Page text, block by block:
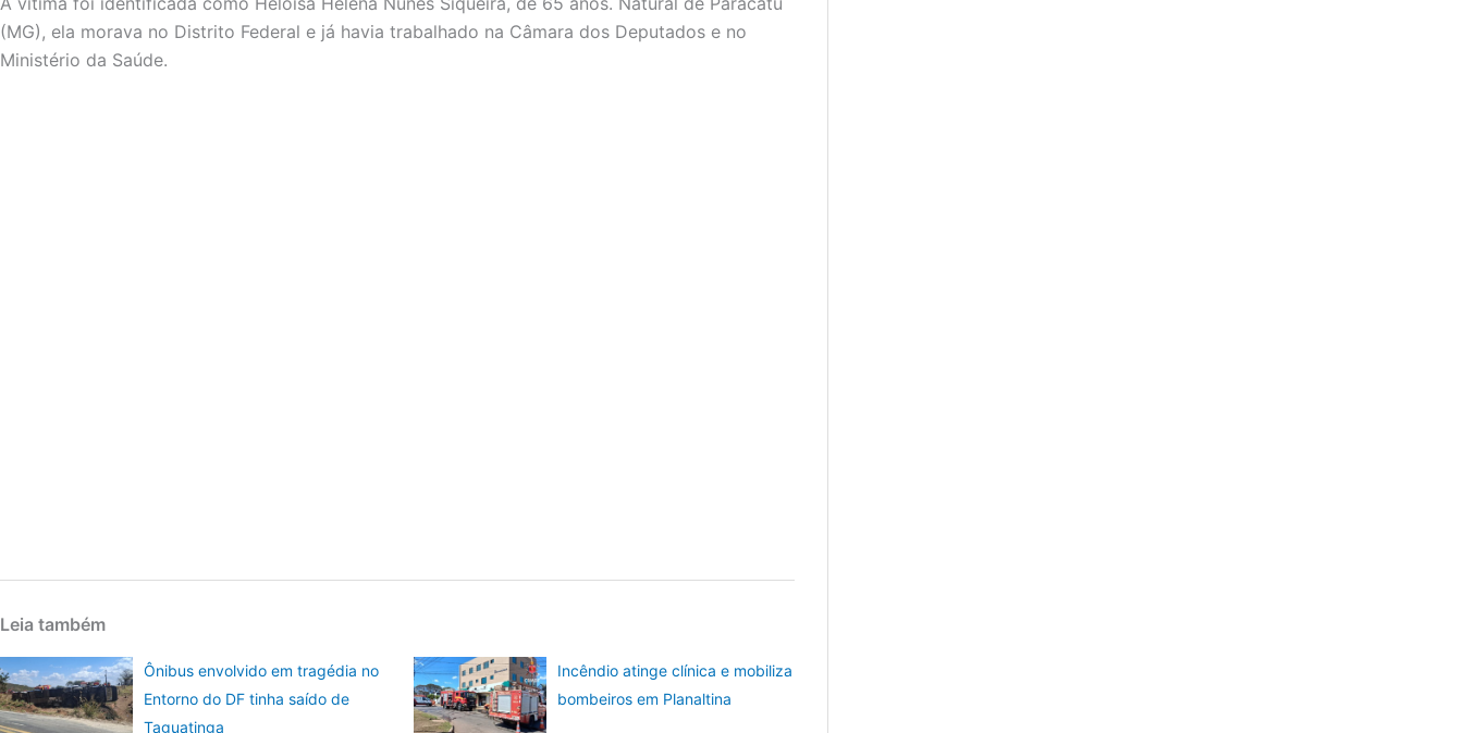
(MG), ela morava no Distrito Federal e já havia trabalhado na Câmara dos Deputados e no
Ministério da Saúde.
Leia também
Ônibus envolvido em tragédia no
Entorno do DF tinha saído de
Taguatinga
Incêndio atinge clínica e mobiliza
bombeiros em Planaltina